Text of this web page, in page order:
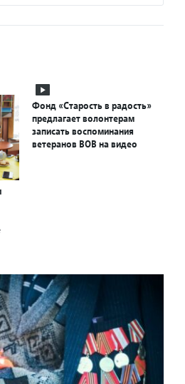
Фонд «Старость в радость»
предлагает волонтерам
записать воспоминания
ветеранов ВОВ на видео